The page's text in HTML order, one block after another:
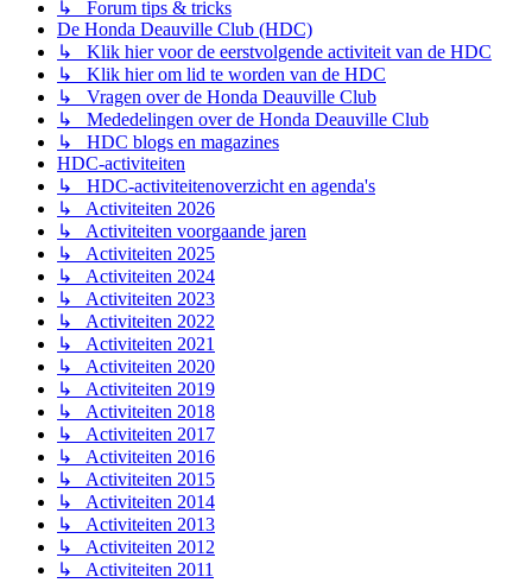
↳ Forum tips & tricks
De Honda Deauville Club (HDC)
↳ Klik hier voor de eerstvolgende activiteit van de HDC
↳ Klik hier om lid te worden van de HDC
↳ Vragen over de Honda Deauville Club
↳ Mededelingen over de Honda Deauville Club
↳ HDC blogs en magazines
HDC-activiteiten
↳ HDC-activiteitenoverzicht en agenda's
↳ Activiteiten 2026
↳ Activiteiten voorgaande jaren
↳ Activiteiten 2025
↳ Activiteiten 2024
↳ Activiteiten 2023
↳ Activiteiten 2022
↳ Activiteiten 2021
↳ Activiteiten 2020
↳ Activiteiten 2019
↳ Activiteiten 2018
↳ Activiteiten 2017
↳ Activiteiten 2016
↳ Activiteiten 2015
↳ Activiteiten 2014
↳ Activiteiten 2013
↳ Activiteiten 2012
↳ Activiteiten 2011